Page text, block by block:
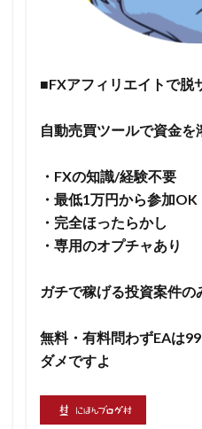
■FXアフィリエイトで脱
自動売買ツールで資金を
・FXの知識/経験不要
・最低1万円から参加OK
・完全ほったらかし
・専用のオプチャあり
ガチで稼げる投資案件の
無料・有料問わずEAは
ダメですよ